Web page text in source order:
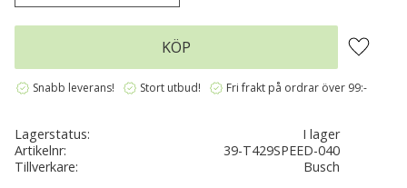
KÖP Lägg till
verified Snabb leverans! verified Stort utbud! verified Fri frakt på ordrar över 99:-
Lagerstatus
I lager
Artikelnr
39-T429SPEED-040
Tillverkare
Busch